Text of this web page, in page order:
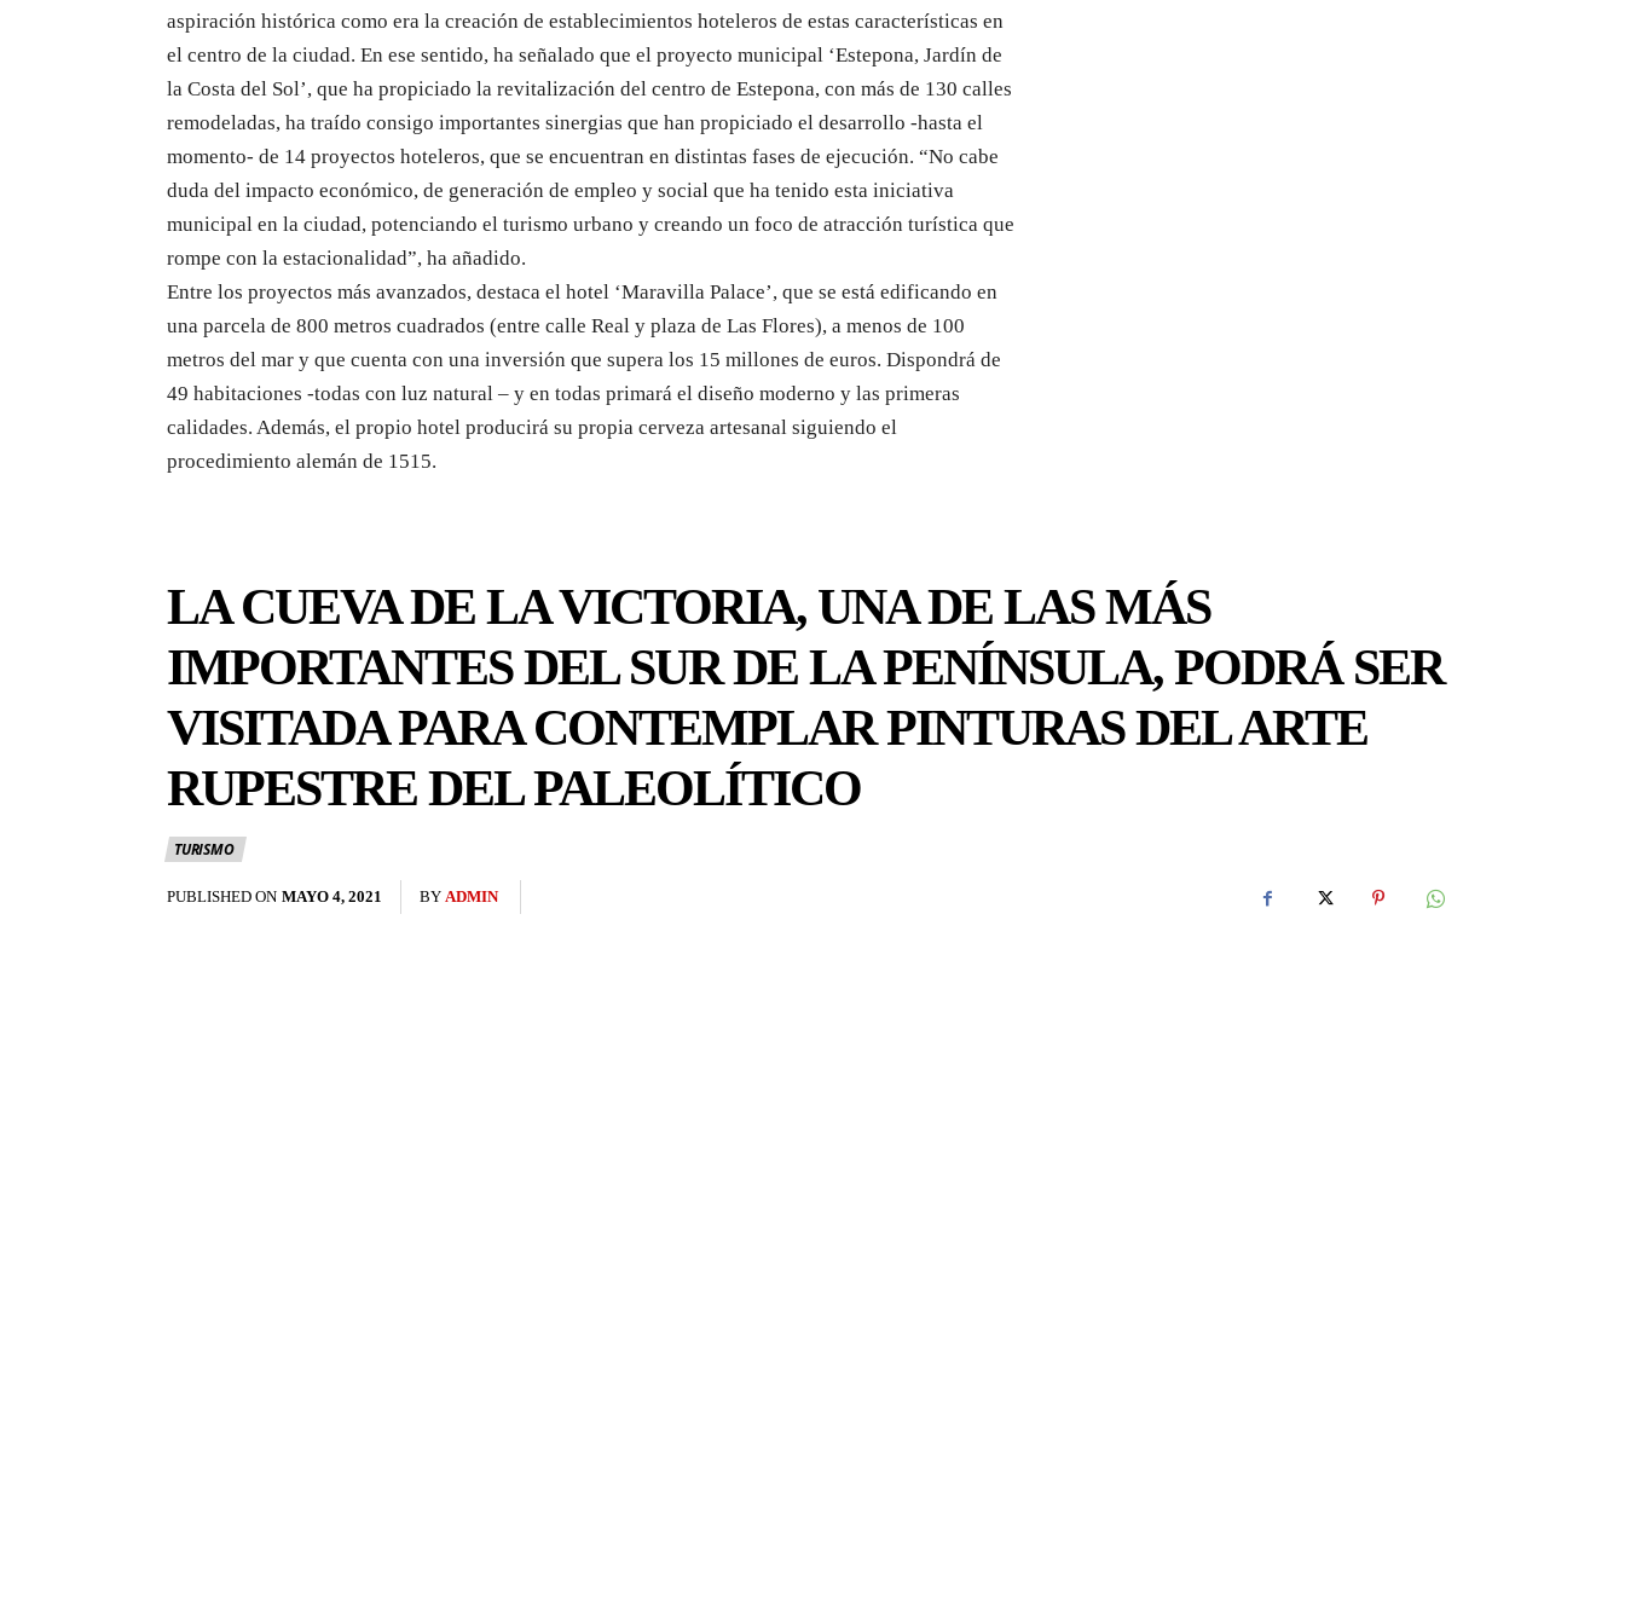
aspiración histórica como era la creación de establecimientos hoteleros de estas características en
el centro de la ciudad. En ese sentido, ha señalado que el proyecto municipal ‘Estepona, Jardín de
la Costa del Sol’, que ha propiciado la revitalización del centro de Estepona, con más de 130 calles
remodeladas, ha traído consigo importantes sinergias que han propiciado el desarrollo -hasta el
momento- de 14 proyectos hoteleros, que se encuentran en distintas fases de ejecución. “No cabe
duda del impacto económico, de generación de empleo y social que ha tenido esta iniciativa
municipal en la ciudad, potenciando el turismo urbano y creando un foco de atracción turística que
rompe con la estacionalidad”, ha añadido.
Entre los proyectos más avanzados, destaca el hotel ‘Maravilla Palace’, que se está edificando en
una parcela de 800 metros cuadrados (entre calle Real y plaza de Las Flores), a menos de 100
metros del mar y que cuenta con una inversión que supera los 15 millones de euros. Dispondrá de
49 habitaciones -todas con luz natural – y en todas primará el diseño moderno y las primeras
calidades. Además, el propio hotel producirá su propia cerveza artesanal siguiendo el
procedimiento alemán de 1515.